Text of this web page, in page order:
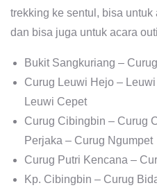
trekking ke sentul, bisa
dan bisa juga untuk acara
Bukit Sangkuriang –
Curug Leuwi Hejo –
Leuwi Cepet
Curug Cibingbin – Curug
Perjaka – Curug Ngumpet
Curug Putri Kencana –
Kp. Cibingbin – Curug